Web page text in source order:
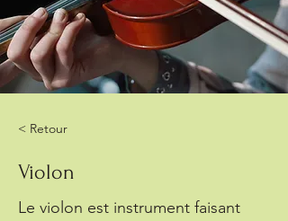
< Retour
Violon
Le violon est instrument faisant